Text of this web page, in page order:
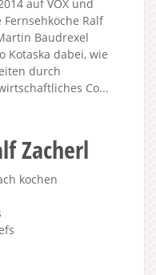
auf VOX und
Fernsehköche Ralf
Baudrexel
Kotaska dabei, wie
durch
Co...
Zacherl
kochen